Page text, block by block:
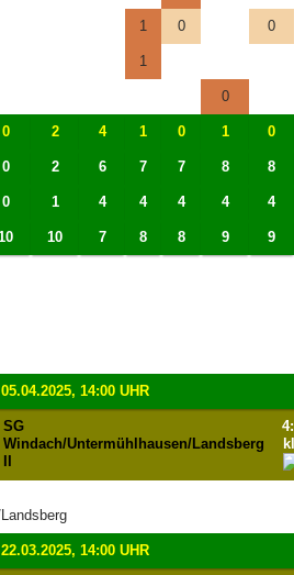
1 0 0
1
0
0 2 4 1 0 1 0
0 2 6 7 7 8 8
0 1 4 4 4 4 4
10 7 8 8 9 9
14:00 UHR
SG
Windach/Untermühlhausen/Landsberg
14:00 UHR